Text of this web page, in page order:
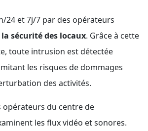
24 et 7j/7 par des opérateurs
sécurité des locaux. Grâce à cette
toute intrusion est détectée
les risques de dommages
des activités.
opérateurs du centre de
les flux vidéo et sonores.